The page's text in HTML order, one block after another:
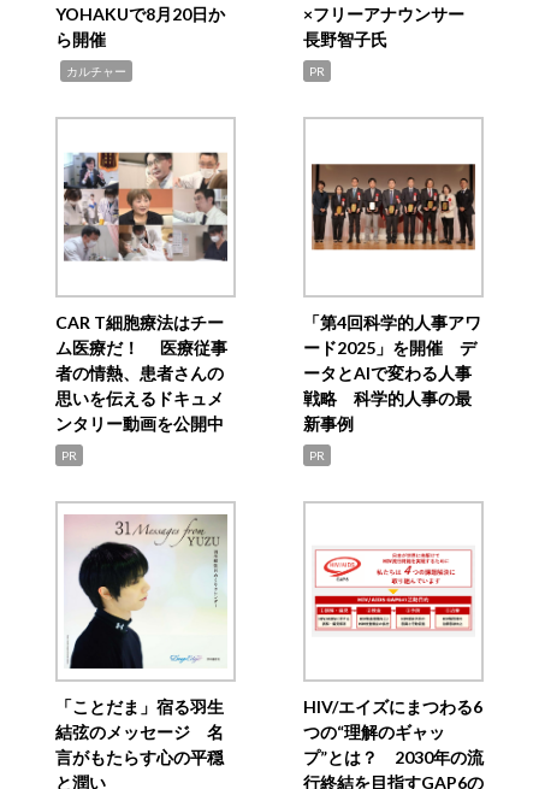
YOHAKUで8月20日か
ら開催
カルチャー
×フリーアナウンサー
長野智子氏
PR
CAR T細胞療法はチー
ム医療だ！ 医療従事
者の情熱、患者さんの
思いを伝えるドキュメ
ンタリー動画を公開中
PR
「第4回科学的人事アワ
ード2025」を開催 デ
ータとAIで変わる人事
戦略 科学的人事の最
新事例
PR
「ことだま」宿る羽生
結弦のメッセージ 名
言がもたらす心の平穏
と潤い
HIV/エイズにまつわる6
つの“理解のギャッ
プ”とは？ 2030年の流
行終結を目指すGAP6の